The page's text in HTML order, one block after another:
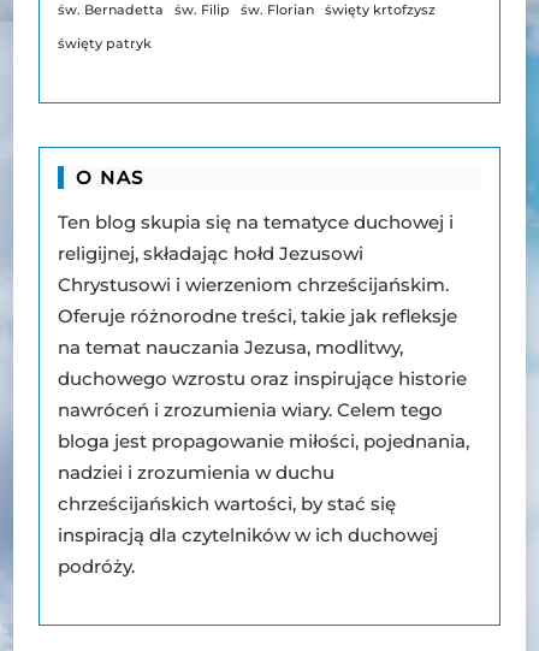
św. Bernadetta św. Filip św. Florian święty krtofzysz
święty patryk
O NAS
Ten blog skupia się na tematyce duchowej i
religijnej, składając hołd Jezusowi
Chrystusowi i wierzeniom chrześcijańskim.
Oferuje różnorodne treści, takie jak refleksje
na temat nauczania Jezusa, modlitwy,
duchowego wzrostu oraz inspirujące historie
nawróceń i zrozumienia wiary. Celem tego
bloga jest propagowanie miłości, pojednania,
nadziei i zrozumienia w duchu
chrześcijańskich wartości, by stać się
inspiracją dla czytelników w ich duchowej
podróży.